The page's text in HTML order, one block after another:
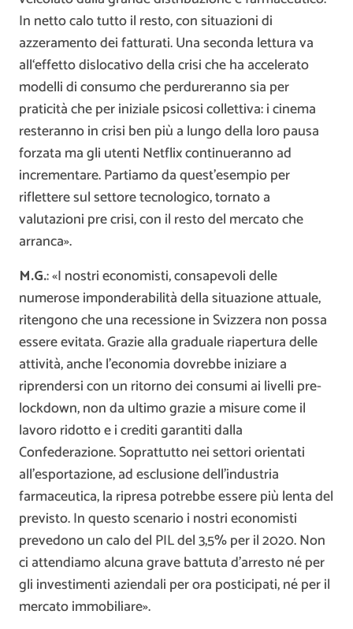
In netto calo tutto il resto, con situazioni di
azzeramento dei fatturati. Una seconda lettura va
all‘effetto dislocativo della crisi che ha accelerato
modelli di consumo che perdureranno sia per
praticità che per iniziale psicosi collettiva: i cinema
resteranno in crisi ben più a lungo della loro pausa
forzata ma gli utenti Netflix continueranno ad
incrementare. Partiamo da quest’esempio per
riflettere sul settore tecnologico, tornato a
valutazioni pre crisi, con il resto del mercato che
arranca».
M.G.: «I nostri economisti, consapevoli delle
numerose imponderabilità della situazione attuale,
ritengono che una recessione in Svizzera non possa
essere evitata. Grazie alla graduale riapertura delle
attività, anche l’economia dovrebbe iniziare a
riprendersi con un ritorno dei consumi ai livelli pre-
lockdown, non da ultimo grazie a misure come il
lavoro ridotto e i crediti garantiti dalla
Confederazione. Soprattutto nei settori orientati
all’esportazione, ad esclusione dell’industria
farmaceutica, la ripresa potrebbe essere più lenta del
previsto. In questo scenario i nostri economisti
prevedono un calo del PIL del 3,5% per il 2020. Non
ci attendiamo alcuna grave battuta d’arresto né per
gli investimenti aziendali per ora posticipati, né per il
mercato immobiliare».